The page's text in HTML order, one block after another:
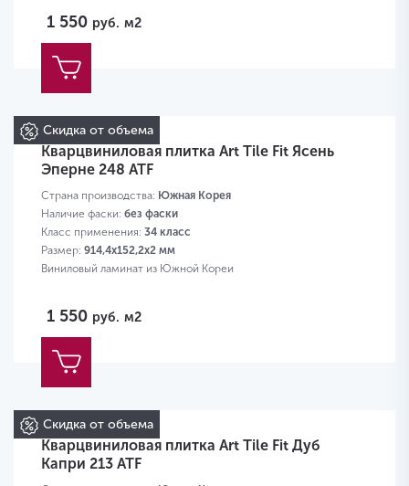
1 550 руб. м2
Скидка от объема
Кварцвиниловая плитка Art Tile Fit Ясень
Эперне 248 ATF
Страна производства: Южная Корея
Наличие фаски: без фаски
Класс применения: 34 класс
Размер: 914,4х152,2х2 мм
Виниловый ламинат из Южной Кореи
1 550 руб. м2
Скидка от объема
Кварцвиниловая плитка Art Tile Fit Дуб
Капри 213 ATF